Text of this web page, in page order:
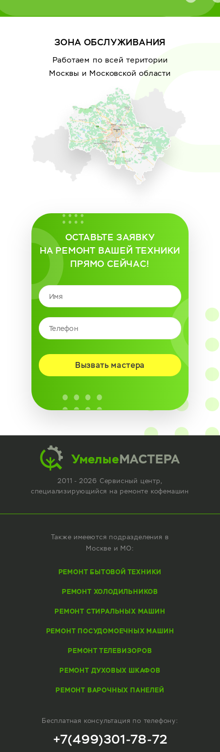
ЗОНА ОБСЛУЖИВАНИЯ
Работаем по всей територии
Москвы и Московской области
ОСТАВЬТЕ ЗАЯВКУ
НА РЕМОНТ ВАШЕЙ ТЕХНИКИ
ПРЯМО СЕЙЧАС!
Вызвать мастера
УмелыеМАСТЕРА
2011 - 2026 Сервисный центр,
специализирующийся на ремонте кофемашин
Также имееются подразделения в
Москве и МО:
РЕМОНТ БЫТОВОЙ ТЕХНИКИ
РЕМОНТ ХОЛОДИЛЬНИКОВ
РЕМОНТ СТИРАЛЬНЫХ МАШИН
РЕМОНТ ПОСУДОМОЕЧНЫХ МАШИН
РЕМОНТ ТЕЛЕВИЗОРОВ
РЕМОНТ ДУХОВЫХ ШКАФОВ
РЕМОНТ ВАРОЧНЫХ ПАНЕЛЕЙ
Бесплатная консультация по телефону:
+7(499)301-78-72